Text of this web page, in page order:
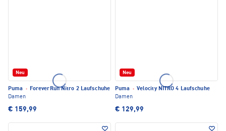
Neu
Puma · ForeverRun Nitro 2 Laufschuhe
Damen
€ 159,99
Neu
Puma · Velocity NITRO 4 Laufschuhe
Damen
€ 129,99